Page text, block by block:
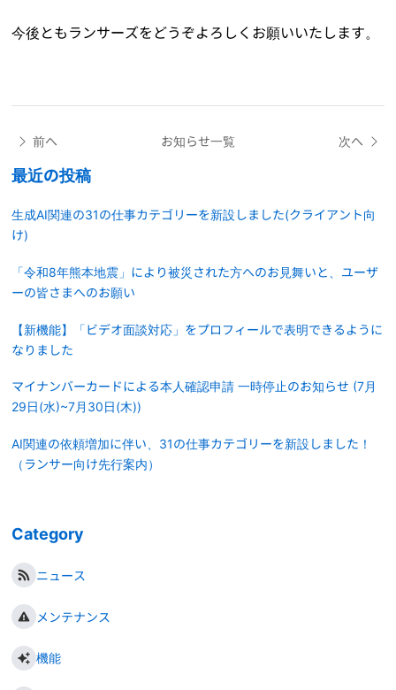
今後ともランサーズをどうぞよろしくお願いいたします。
前へ お知らせ一覧 次へ
最近の投稿
生成AI関連の31の仕事カテゴリーを新設しました(クライアント向
け)
「令和8年熊本地震」により被災された方へのお見舞いと、ユーザ
ーの皆さまへのお願い
【新機能】「ビデオ面談対応」をプロフィールで表明できるように
なりました
マイナンバーカードによる本人確認申請 一時停止のお知らせ (7月
29日(水)~7月30日(木))
AI関連の依頼増加に伴い、31の仕事カテゴリーを新設しました！
（ランサー向け先行案内）
Category
ニュース
メンテナンス
機能